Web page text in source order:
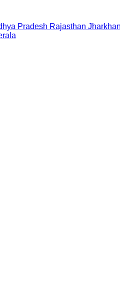
Pradesh Rajasthan